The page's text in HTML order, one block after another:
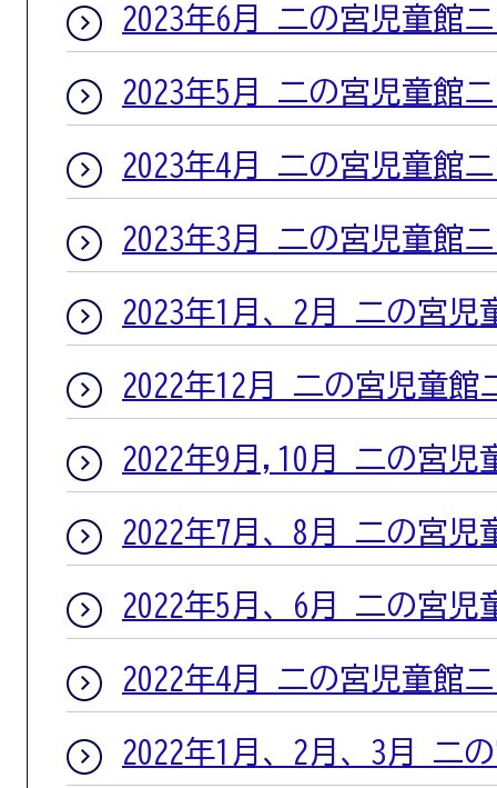
2023年6月 二の宮児童館
2023年5月 二の宮児童館
2023年4月 二の宮児童館
2023年3月 二の宮児童館
2023年1月、2月 二の宮児
2022年12月 二の宮児童館
2022年9月,10月 二の宮児
2022年7月、8月 二の宮児
2022年5月、6月 二の宮児
2022年4月 二の宮児童館
2022年1月、2月、3月 二